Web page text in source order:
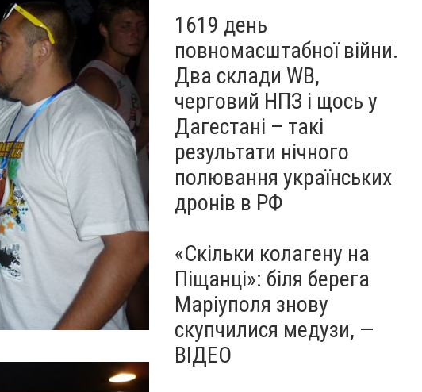
1619 день
повномасштабної війни.
Два склади WB,
черговий НПЗ і щось у
Дагестані – такі
результати нічного
полювання українських
дронів в РФ
«Скільки колагену на
Піщанці»: біля берега
Маріуполя знову
скупчилися медузи, —
ВІДЕО